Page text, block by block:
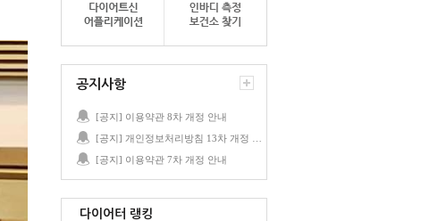
공지사항
[공지] 이용약관 8차 개정 안내
[공지] 이용약관 7차 개정 안내
다이어터 랭킹